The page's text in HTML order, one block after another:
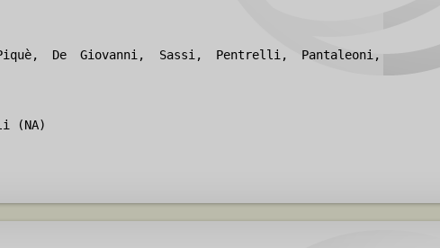
De Giovanni, Sassi, Pentrelli, Pantaleoni,
(NA)